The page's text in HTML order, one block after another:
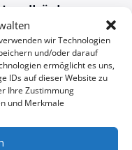
wir Technologien
und/oder darauf
ermöglicht es uns,
IDs auf dieser Website zu
Ihre Zustimmung
und Merkmale